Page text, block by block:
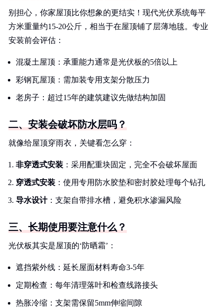
别担心，你家屋顶比你想象的更结实！现代光伏系统每平
方米重量约15-20公斤，相当于在屋顶铺了层薄地毯。专业
安装前会评估：
混凝土屋顶：承重能力通常是光伏板的5倍以上
彩钢瓦屋顶：需加装专用支架分散压力
老房子：超过15年的建筑建议先做结构加固
二、安装会破坏防水层吗？
就像给屋顶穿雨衣，关键看怎么穿：
非穿透式安装 ：采用配重块固定，完全不会破坏屋面
穿透式安装 ：使用专用防水胶垫和密封胶处理每个钻孔
导水设计：支架自带排水槽，避免积水渗漏风险
三、长期使用要注意什么？
光伏板其实是屋顶的‘防晒霜’：
遮挡紫外线：延长屋面材料寿命3-5年
定期检查：每年清理落叶和检查线路接头
热胀冷缩：支架需保留5mm伸缩间隙